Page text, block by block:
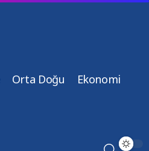
Orta Doğu Ekonomi